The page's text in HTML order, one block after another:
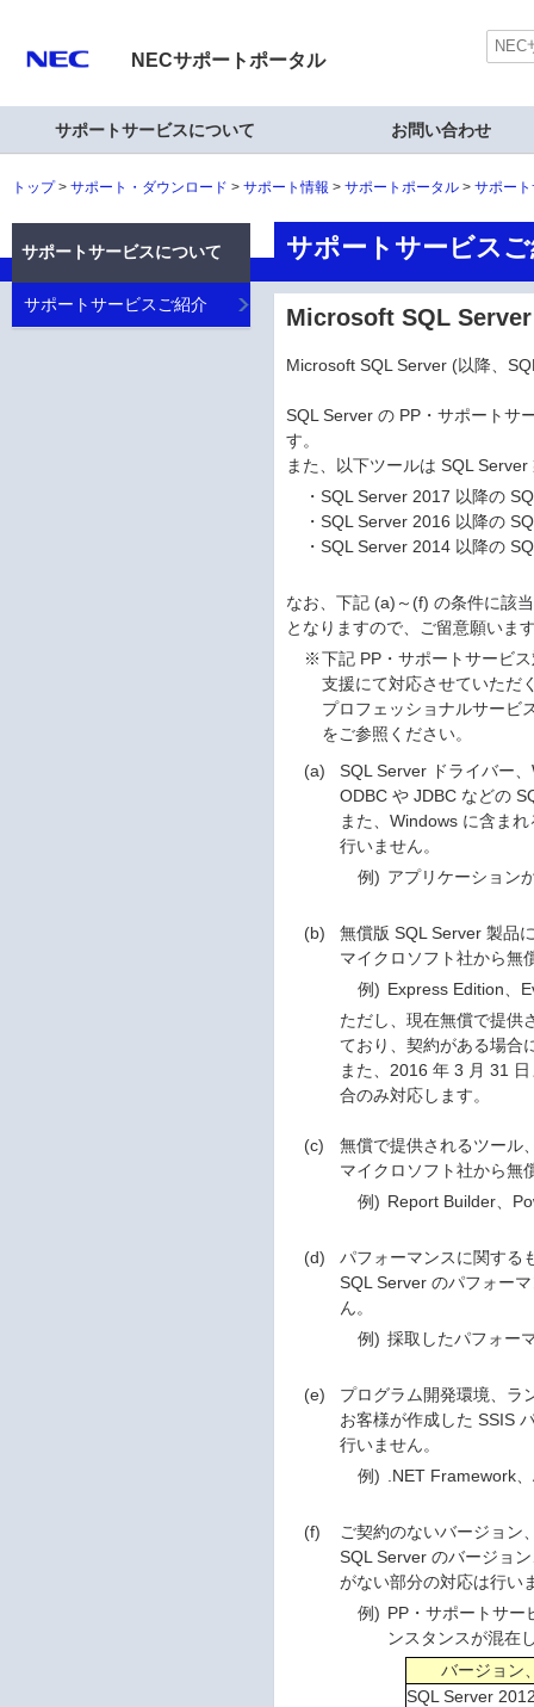
NECサポートポータル
サポートサービスについて お問い合わせ
トップ サポート・ダウンロード サポート情報 サポートポータル サポー
サポートサービス
Microsoft SQL Server
Microsoft SQL Server (以降、
SQL Server の PP・サポートサ
す。
また、以下ツールは SQL
・SQL Server 2017 以降の
・SQL Server 2016 以降の
・SQL Server 2014 以降の
なお、下記 (a)～(f) の条件に該
となりますので、ご留意願いま
※下記 PP・サポートサービ
支援にて対応させていただ
プロフェッショナルサービ
をご参照ください。
(a)
SQL Server ドライバー
ODBC や JDBC などの
また、Windows に含ま
行いません。
例) アプリケーション
(b)
無償版 SQL Server 製品
マイクロソフト社から無
例) Express Edition、
ただし、現在無償で提供
ており、契約がある場合
また、2016 年 3 月 31
合のみ対応します。
(c)
無償で提供されるツール
マイクロソフト社から無
例) Report Builder、
(d)
パフォーマンスに関する
SQL Server のパフォー
ん。
例) 採取したパフォー
(e)
プログラム開発環境、ラ
お客様が作成した SSIS
行いません。
例)
.NET Framework
(f)
ご契約のないバージョン
SQL Server のバージョ
がない部分の対応は行い
例) PP・サポートサー
ンスタンスが混在
バージョン
SQL Server
サポートサービスについて
サポートサービスご紹介